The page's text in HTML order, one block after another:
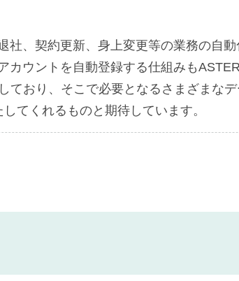
社、契約更新、身上変更等の業務の自
カウントを自動登録する仕組みも
ており、そこで必要となるさまざまな
てくれるものと期待しています。